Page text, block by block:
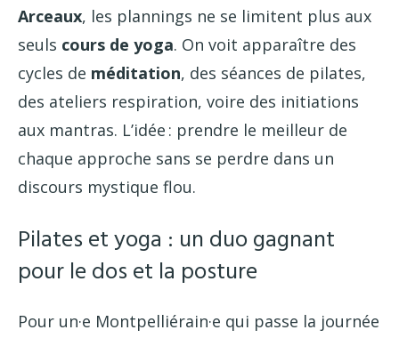
Arceaux, les plannings ne se limitent plus aux
seuls cours de yoga. On voit apparaître des
cycles de méditation, des séances de pilates,
des ateliers respiration, voire des initiations
aux mantras. L’idée : prendre le meilleur de
chaque approche sans se perdre dans un
discours mystique flou.
Pilates et yoga : un duo gagnant
pour le dos et la posture
Pour un·e Montpelliérain·e qui passe la journée